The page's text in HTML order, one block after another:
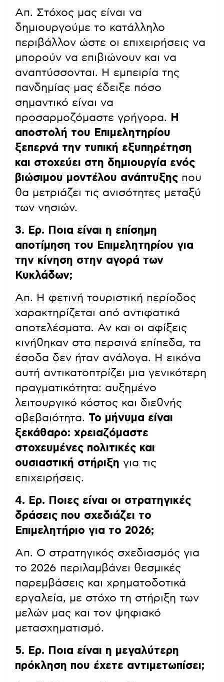
Απ. Στόχος μας είναι να
δημιουργούμε το κατάλληλο
περιβάλλον ώστε οι επιχειρήσεις να
μπορούν να επιβιώνουν και να
αναπτύσσονται. Η εμπειρία της
πανδημίας μας έδειξε πόσο
σημαντικό είναι να
προσαρμοζόμαστε γρήγορα.
Η
αποστολή του Επιμελητηρίου
ξεπερνά την τυπική εξυπηρέτηση
και στοχεύει στη δημιουργία ενός
βιώσιμου μοντέλου ανάπτυξης που
θα μετριάζει τις ανισότητες μεταξύ
των νησιών.
3. Ερ. Ποια είναι η επίσημη
αποτίμηση του Επιμελητηρίου για
την κίνηση στην αγορά των
Κυκλάδων;
Απ. Η φετινή τουριστική περίοδος
χαρακτηρίζεται από αντιφατικά
αποτελέσματα. Αν και οι αφίξεις
κινήθηκαν στα περσινά επίπεδα, τα
έσοδα δεν ήταν ανάλογα. Η εικόνα
αυτή αντικατοπτρίζει μια γενικότερη
πραγματικότητα: αυξημένο
λειτουργικό κόστος και διεθνής
αβεβαιότητα. Το μήνυμα είναι
ξεκάθαρο: χρειαζόμαστε
στοχευμένες πολιτικές και
ουσιαστική στήριξη για τις
επιχειρήσεις.
4. Ερ. Ποιες είναι οι στρατηγικές
δράσεις που σχεδιάζει το
Επιμελητήριο για το 2026;
Απ. Ο στρατηγικός σχεδιασμός για
το 2026 περιλαμβάνει θεσμικές
παρεμβάσεις και χρηματοδοτικά
εργαλεία, με στόχο τη στήριξη των
μελών μας και τον ψηφιακό
μετασχηματισμό.
5. Ερ. Ποια είναι η μεγαλύτερη
πρόκληση που έχετε αντιμετωπίσει;